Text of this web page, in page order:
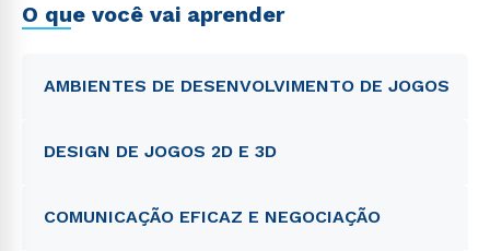
O que você vai aprender
AMBIENTES DE DESENVOLVIMENTO DE JOGOS
DESIGN DE JOGOS 2D E 3D
COMUNICAÇÃO EFICAZ E NEGOCIAÇÃO